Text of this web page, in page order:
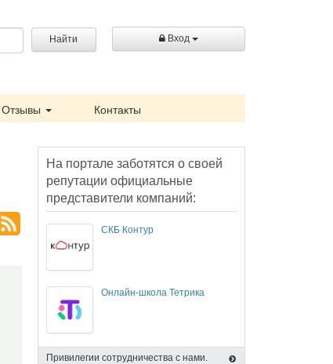
Найти Вход
Отзывы Контакты
На портале заботятся о своей
репутации официальные
представители компаний:
СКБ Контур
Онлайн-школа Тетрика
Привилегии сотрудничества с нами.